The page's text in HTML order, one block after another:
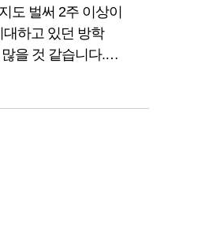
로 나누어지는데
단어에 대해 학습을 시작할 수
시작할 수 있고
도 벌써 2주 이상이
하고 있던 방학
을 것 같습니다.
고 싶은 분들이 많을